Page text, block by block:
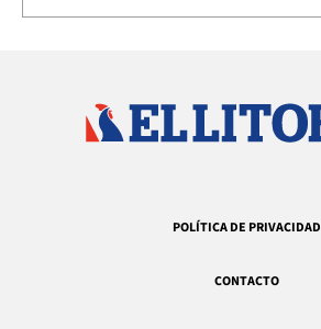
POLÍTICA DE PRIVACIDAD
CONTACTO